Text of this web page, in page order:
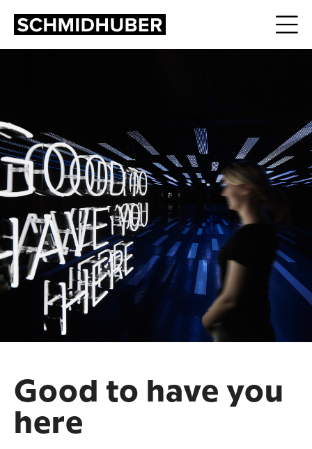
Good to have you
here